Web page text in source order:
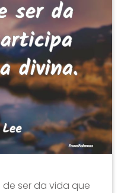
ser da vida que